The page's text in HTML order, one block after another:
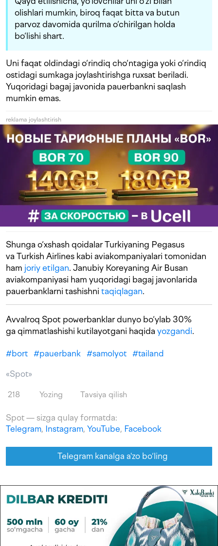
olishlari mumkin, biroq faqat bitta va butun
parvoz davomida qurilma o‘chirilgan holda
bo‘lishi shart.
Uni faqat oldindagi o‘rindiq cho‘ntagiga yoki o‘rindiq
ostidagi sumkaga joylashtirishga ruxsat beriladi.
Yuqoridagi bagaj javonida pauerbankni saqlash
mumkin emas.
reklama joylashtirish
Shunga o‘xshash qoidalar Turkiyaning Pegasus
va Turkish Airlines kabi aviakompaniyalari tomonidan
ham joriy etilgan. Janubiy Koreyaning Air Busan
aviakompaniyasi ham yuqoridagi bagaj javonlarida
pauerbanklarni tashishni taqiqlagan.
Avvalroq Spot powerbanklar dunyo bo‘ylab 30%
ga qimmatlashishi kutilayotgani haqida yozgandi.
#bort #pauerbank #samolyot #tailand
«Spot»
218 Yozing Tavsiya qilish
Spot — sizga qulay formatda:
Telegram, Instagram, YouTube, Facebook
Telegram kanalga a'zo bo‘ling